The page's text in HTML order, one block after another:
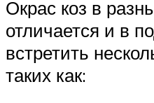
Окрас коз в
отличается и в
встретить
таких как: